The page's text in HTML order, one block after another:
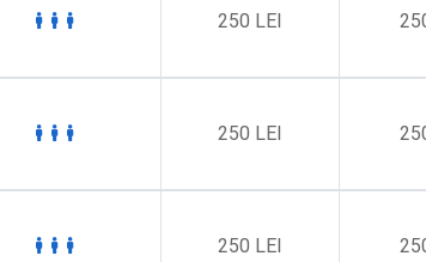
250 LEI
250 LEI
250 LEI